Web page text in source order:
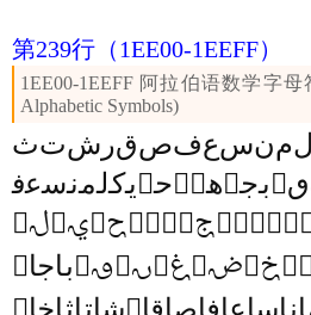
第239行 （1EE00-1EEFF）
1EE00-1EEFF 阿拉伯语数学字母
Alphabetic Symbols)
𞸋
𞸌
𞸍
𞸎
𞸏
𞸐
𞸑
𞸒
𞸓
𞸔
𞸕
𞸖
𞸟
𞸠
𞸡
𞸢
𞸣
𞸤
𞸥
𞸦
𞸧
𞸨
𞸩
𞸪
𞸫
𞸬
𞸭
𞸮
𞸯
𞸰
𞸽
𞸾
𞸿
𞹀
𞹁
𞹂
𞹃
𞹄
𞹅
𞹆
𞹇
𞹈
𞹉
𞹊
𞹋
𞹌
𞹖
𞹗
𞹘
𞹙
𞹚
𞹛
𞹜
𞹝
𞹞
𞹟
𞹠
𞹡
𞹢
𞹣